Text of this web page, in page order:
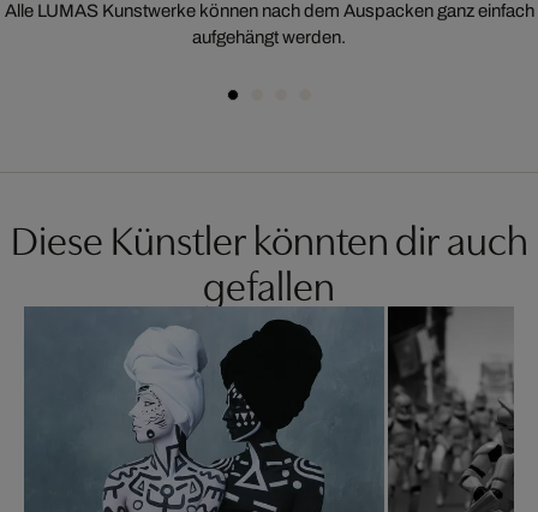
Alle LUMAS Kunstwerke können nach dem Auspacken ganz einfach
aufgehängt werden.
Diese Künstler könnten dir auch
gefallen